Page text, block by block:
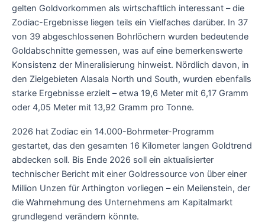
gelten Goldvorkommen als wirtschaftlich interessant – die
Zodiac-Ergebnisse liegen teils ein Vielfaches darüber. In 37
von 39 abgeschlossenen Bohrlöchern wurden bedeutende
Goldabschnitte gemessen, was auf eine bemerkenswerte
Konsistenz der Mineralisierung hinweist. Nördlich davon, in
den Zielgebieten Alasala North und South, wurden ebenfalls
starke Ergebnisse erzielt – etwa 19,6 Meter mit 6,17 Gramm
oder 4,05 Meter mit 13,92 Gramm pro Tonne.
2026 hat Zodiac ein 14.000-Bohrmeter-Programm
gestartet, das den gesamten 16 Kilometer langen Goldtrend
abdecken soll. Bis Ende 2026 soll ein aktualisierter
technischer Bericht mit einer Goldressource von über einer
Million Unzen für Arthington vorliegen – ein Meilenstein, der
die Wahrnehmung des Unternehmens am Kapitalmarkt
grundlegend verändern könnte.